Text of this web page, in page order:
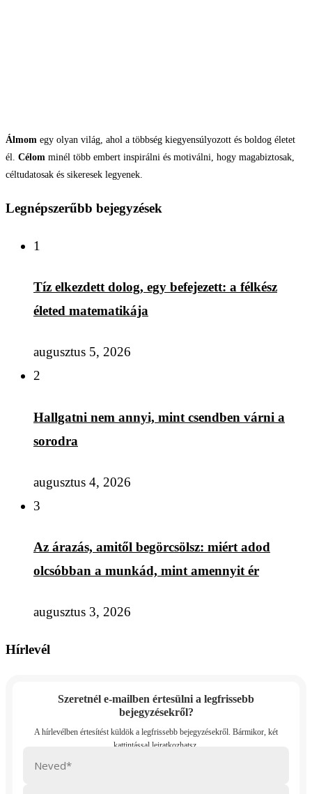
Álmom egy olyan világ, ahol a többség kiegyensúlyozott és boldog életet
él. Célom minél több embert inspirálni és motiválni, hogy magabiztosak,
céltudatosak és sikeresek legyenek.
Legnépszerűbb bejegyzések
1
Tíz elkezdett dolog, egy befejezett: a félkész
életed matematikája
augusztus 5, 2026
2
Hallgatni nem annyi, mint csendben várni a
sorodra
augusztus 4, 2026
3
Az árazás, amitől begörcsölsz: miért adod
olcsóbban a munkád, mint amennyit ér
augusztus 3, 2026
Hírlevél
Szeretnél e-mailben értesülni a legfrissebb
bejegyzésekről?